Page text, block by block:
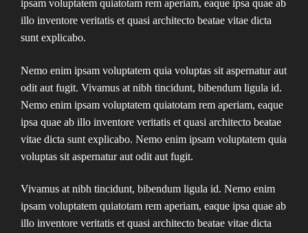
ipsam voluptatem quiatotam rem aperiam, eaque ipsa quae ab
illo inventore veritatis et quasi architecto beatae vitae dicta
sunt explicabo.
Nemo enim ipsam voluptatem quia voluptas sit aspernatur aut
odit aut fugit. Vivamus at nibh tincidunt, bibendum ligula id.
Nemo enim ipsam voluptatem quiatotam rem aperiam, eaque
ipsa quae ab illo inventore veritatis et quasi architecto beatae
vitae dicta sunt explicabo. Nemo enim ipsam voluptatem quia
voluptas sit aspernatur aut odit aut fugit.
Vivamus at nibh tincidunt, bibendum ligula id. Nemo enim
ipsam voluptatem quiatotam rem aperiam, eaque ipsa quae ab
illo inventore veritatis et quasi architecto beatae vitae dicta